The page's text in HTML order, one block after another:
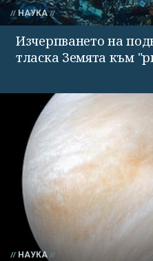
НАУКА
Изчерпването на
тласка Земята към
НАУКА